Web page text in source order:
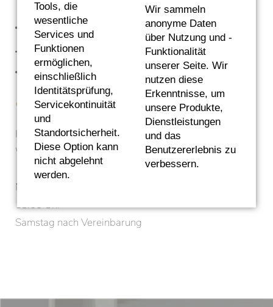
Jetzt Termin vereinbaren
–
Tel.+49 9602 9129590
Wir beraten Sie gerne.
Im Wiesengrund 4 | 92660 Neustadt an der
Waldnaab
Montag bis Freitag 09:00 bis 12:00 und 13:00 bis
18:00 Uhr
Samstag nach Vereinbarung
Tools, die
wesentliche
Services und
Funktionen
ermöglichen,
einschließlich
Identitätsprüfung,
Servicekontinuität
und
Standortsicherheit.
Diese Option kann
nicht abgelehnt
werden.
Wir sammeln
anonyme Daten
über Nutzung und -
Funktionalität
unserer Seite. Wir
nutzen diese
Erkenntnisse, um
unsere Produkte,
Dienstleistungen
und das
Benutzererlebnis zu
verbessern.